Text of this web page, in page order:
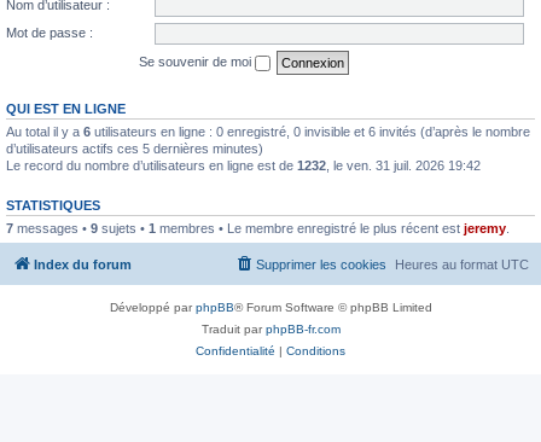
Nom d’utilisateur :
Mot de passe :
Se souvenir de moi
QUI EST EN LIGNE
Au total il y a 6 utilisateurs en ligne : 0 enregistré, 0 invisible et 6 invités (d’après le nombre
d’utilisateurs actifs ces 5 dernières minutes)
Le record du nombre d’utilisateurs en ligne est de 1232 , le ven. 31 juil. 2026 19:42
STATISTIQUES
7 messages • 9 sujets • 1 membres • Le membre enregistré le plus récent est jeremy
Index du forum Heures au format UTC
Supprimer les cookies
Développé parphpBB® Forum Software © phpBB Limited
Traduit parphpBB-fr.com
Confidentialité | Conditions